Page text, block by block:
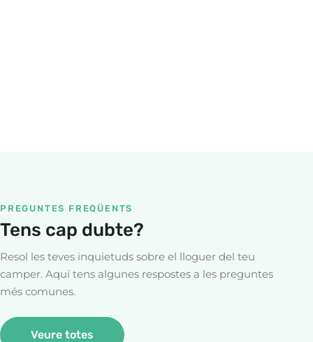
PREGUNTES FREQÜENTS
Tens cap dubte?
Resol les teves inquietuds sobre el lloguer del teu
camper. Aquí tens algunes respostes a les preguntes
més comunes.
Veure totes